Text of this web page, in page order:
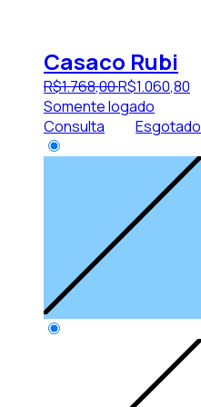
Casaco Rubi
R$1.768,00R$1.060,80
Somente logado
Consulta
Esgotado